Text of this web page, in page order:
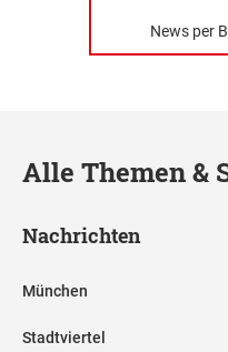
News per
Alle Themen &
Nachrichten
München
Stadtviertel